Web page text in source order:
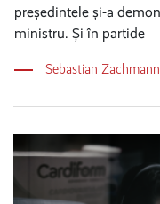
președintele și-a
ministru. Și în partide
Sebastian Zachmann